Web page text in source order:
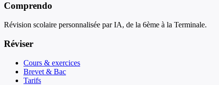
Comprendo
Révision scolaire personnalisée par IA, de la 6ème à la Terminale.
Réviser
Cours & exercices
Brevet & Bac
Tarifs